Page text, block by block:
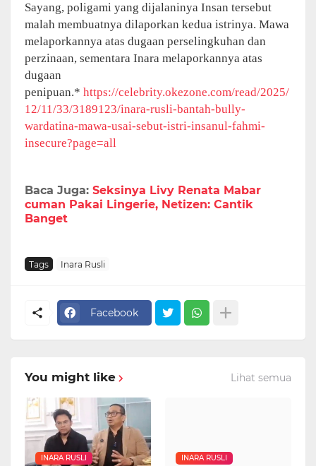
Sayang, poligami yang dijalaninya Insan tersebut
malah membuatnya dilaporkan kedua istrinya. Mawa
melaporkannya atas dugaan perselingkuhan dan
perzinaan, sementara Inara melaporkannya atas
dugaan
penipuan.* https://celebrity.okezone.com/read/2025/
12/11/33/3189123/inara-rusli-bantah-bully-
wardatina-mawa-usai-sebut-istri-insanul-fahmi-
insecure?page=all
Baca Juga: Seksinya Livy Renata Mabar
cuman Pakai Lingerie, Netizen: Cantik
Banget
Tags Inara Rusli
Facebook
You might like Lihat semua
INARA RUSLI INARA RUSLI